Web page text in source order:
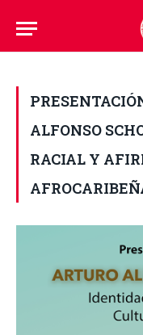
ALFONSO
RACIAL Y